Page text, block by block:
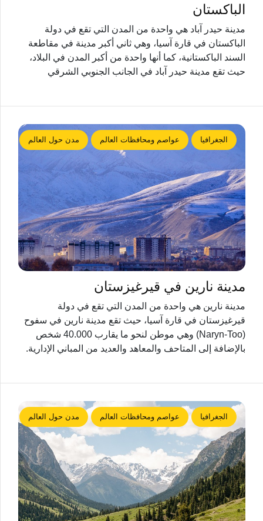
الباكستان
مدينة حيدر آباد هي واحدة من المدن التي تقع في دولة
الباكستان في قارة آسيا، وهي ثاني أكبر مدينة في مقاطعة
السند الباكستانية، كما أنها واحدة من أكبر المدن في البلاد،
حيث تقع مدينة حيدر آباد في الجانب الجنوبي الشرقي
الجغرافيا عواصم ومحافظات العالم مدن حول العالم
مدينة نارين في قيرغيزستان
مدينة نارين هي واحدة من المدن التي تقع في دولة
قيرغيزستان في قارة آسيا، حيث تقع مدينة نارين في سفوح
(Naryn-Too) وهي موطن لنحو ما يقارب 40.000 شخص
بالإضافة إلى المتاحف والمعاهد والعديد من المباني الإدارية.
الجغرافيا عواصم ومحافظات العالم مدن حول العالم